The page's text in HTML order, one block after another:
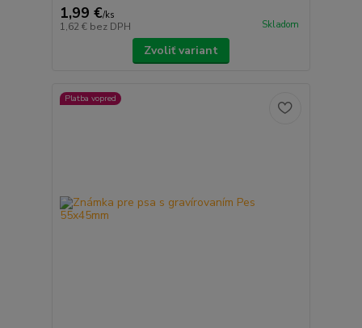
1,99 €/ks
1,62 € bez DPH Skladom
Zvoliť variant
Platba vopred